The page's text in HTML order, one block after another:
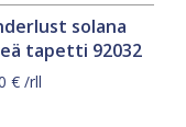
solana
tapetti 92032
€/rll